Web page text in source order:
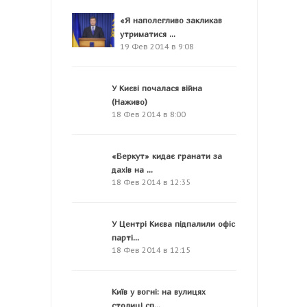
«Я наполегливо закликав
утриматися ...
19 Фев 2014 в 9:08
У Києві почалася війна
(Наживо)
18 Фев 2014 в 8:00
«Беркут» кидає гранати за
дахів на ...
18 Фев 2014 в 12:35
У Центрі Києва підпалили офіс
парті...
18 Фев 2014 в 12:15
Київ у вогні: на вулицях